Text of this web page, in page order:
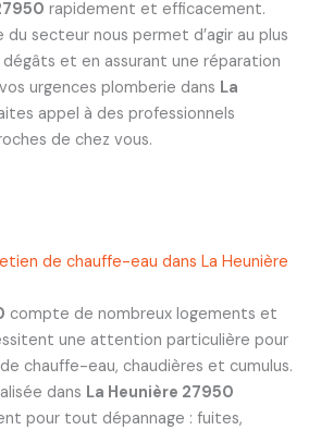
rapidement et efficacement.
du secteur nous permet d’agir au plus
et en assurant une réparation
urgences plomberie dans La
appel à des professionnels
de chez vous.
de chauffe-eau dans La Heunière
compte de nombreux logements et
une attention particulière pour
chauffe-eau, chaudières et cumulus.
dans La Heunière 27950
pour tout dépannage : fuites,